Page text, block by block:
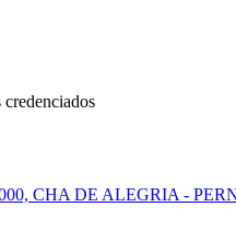
CHA DE ALEGRIA -